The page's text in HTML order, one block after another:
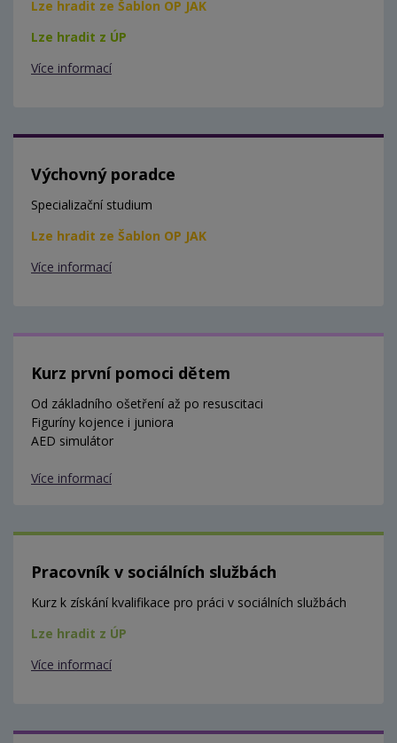
Lze hradit ze Šablon OP JAK
Lze hradit z ÚP
Více informací
Výchovný poradce
Specializační studium
Lze hradit ze Šablon OP JAK
Více informací
Kurz první pomoci dětem
Od základního ošetření až po resuscitaci
Figuríny kojence i juniora
AED simulátor
Více informací
Pracovník v sociálních službách
Kurz k získání kvalifikace pro práci v sociálních službách
Lze hradit z ÚP
Více informací